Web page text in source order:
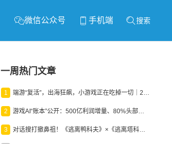
微信公众号 手机端 搜索
一周热门文章
1 端游“复活”，出海狂飙，小游戏正在吃掉一切｜2026上半年产业报告
2 游戏AI“账本”公开：500亿利润增量、80%头部入局，谁在闷声发财？
3 对话搜打撤鼻祖！《逃离鸭科夫》×《逃离塔科夫》官方线下沙龙落幕